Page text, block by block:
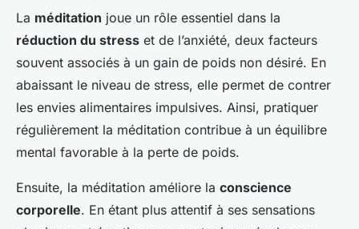
La méditation joue un rôle essentiel dans la
réduction du stress et de l’anxiété, deux facteurs
souvent associés à un gain de poids non désiré. En
abaissant le niveau de stress, elle permet de contrer
les envies alimentaires impulsives. Ainsi, pratiquer
régulièrement la méditation contribue à un équilibre
mental favorable à la perte de poids.
Ensuite, la méditation améliore la conscience
corporelle. En étant plus attentif à ses sensations